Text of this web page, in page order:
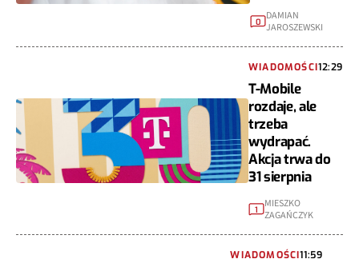
0
DAMIAN
JAROSZEWSKI
WIADOMOŚCI12:29
T-Mobile
rozdaje, ale
trzeba
wydrapać.
Akcja trwa do
31 sierpnia
1
MIESZKO
ZAGAŃCZYK
WIADOMOŚCI11:59